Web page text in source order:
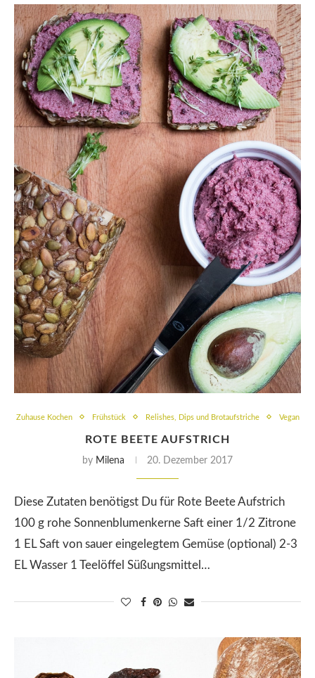
Zuhause Kochen Frühstück Relishes, Dips und Brotaufstriche Vegan
ROTE BEETE AUFSTRICH
by Milena 20. Dezember 2017
Diese Zutaten benötigst Du für Rote Beete Aufstrich
100 g rohe Sonnenblumenkerne Saft einer 1/2 Zitrone
1 EL Saft von sauer eingelegtem Gemüse (optional) 2-3
EL Wasser 1 Teelöffel Süßungsmittel…